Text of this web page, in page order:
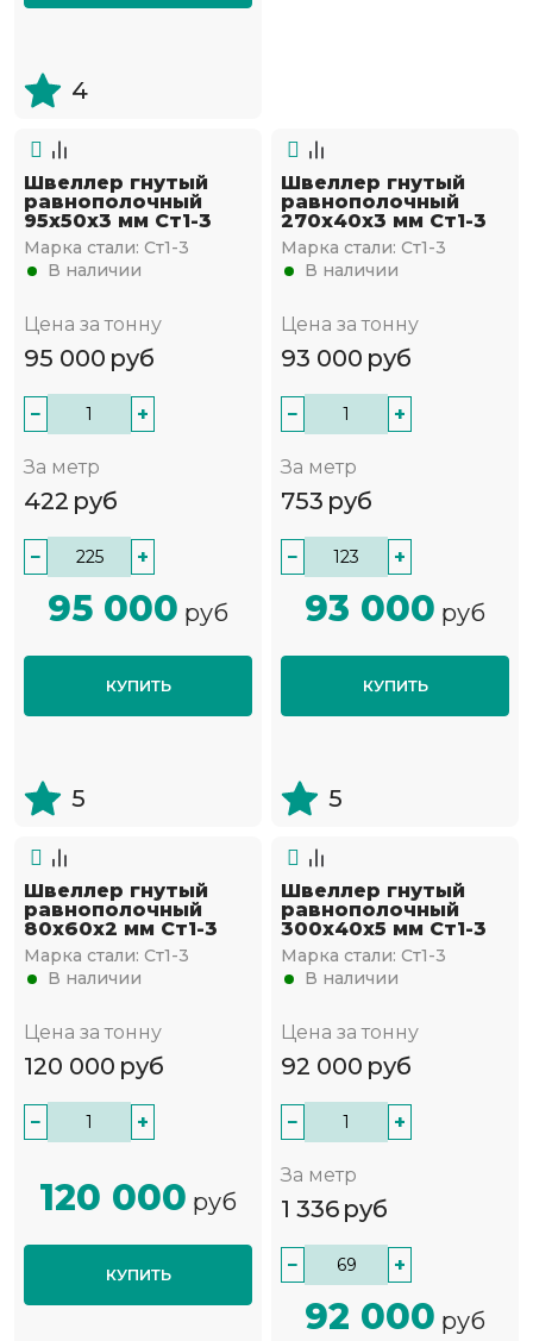
4
Швеллер гнутый
равнополочный
95х50х3 мм Ст1-3
Марка стали: Ст1-3
В наличии
Цена за тонну
95 000 руб
− +
За метр
422 руб
− +
95 000 руб
КУПИТЬ
5
Швеллер гнутый
равнополочный
270х40х3 мм Ст1-3
Марка стали: Ст1-3
В наличии
Цена за тонну
93 000 руб
− +
За метр
753 руб
− +
93 000 руб
КУПИТЬ
5
Швеллер гнутый
равнополочный
80х60х2 мм Ст1-3
Марка стали: Ст1-3
В наличии
Цена за тонну
120 000 руб
− +
120 000 руб
КУПИТЬ
Швеллер гнутый
равнополочный
300х40х5 мм Ст1-3
Марка стали: Ст1-3
В наличии
Цена за тонну
92 000 руб
− +
За метр
1 336 руб
− +
92 000 руб